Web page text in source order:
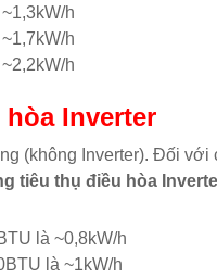
h
h
h
Inverter
(không Inverter). Đối với
tiêu thụ điều hòa
là ~0,8kW/h
là ~1kW/h